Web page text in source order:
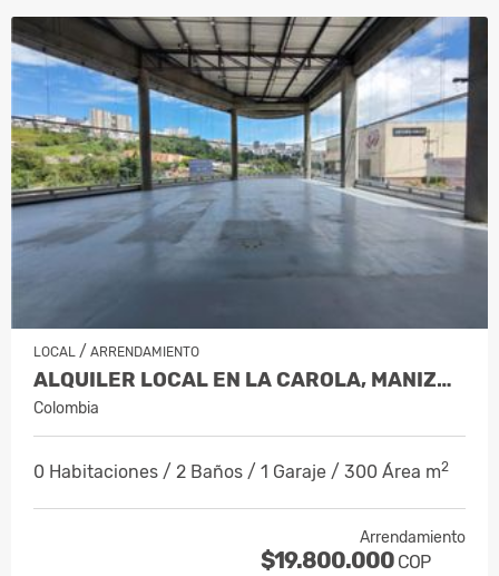
LOCAL / ARRENDAMIENTO
ALQUILER LOCAL EN LA CAROLA, MANIZALES…
Colombia
0 Habitaciones / 2 Baños / 1 Garaje / 300 Área m2
Arrendamiento
$19.800.000 COP